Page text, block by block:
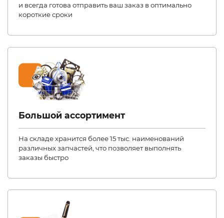
и всегда готова отправить ваш заказ в оптимально
короткие сроки
Большой ассортимент
На складе хранится более 15 тыс. наименований
различных запчастей, что позволяет выполнять
заказы быстро